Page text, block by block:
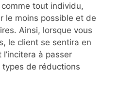
tout individu,
le moins possible et de
Ainsi, lorsque vous
le client se sentira en
à passer
types de réductions